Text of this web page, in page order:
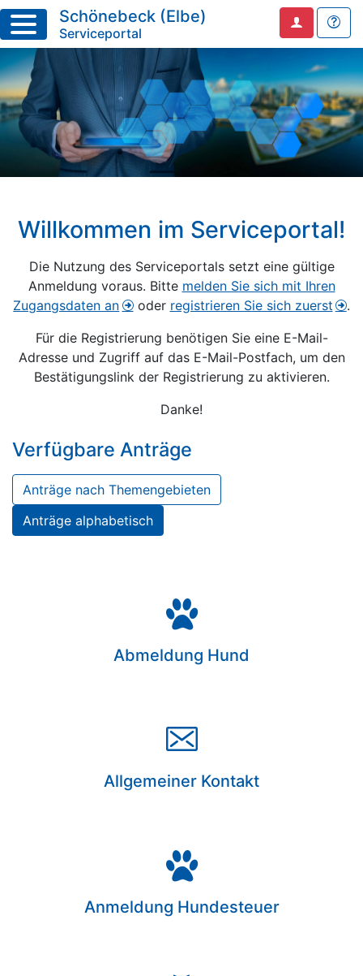
Schönebeck (Elbe)
Serviceportal
Willkommen im Serviceportal!
Die Nutzung des Serviceportals setzt eine gültige
Anmeldung voraus. Bitte melden Sie sich mit Ihren
Zugangsdaten an
oder registrieren Sie sich zuerst
.
Für die Registrierung benötigen Sie eine E-Mail-
Adresse und Zugriff auf das E-Mail-Postfach, um den
Bestätigungslink der Registrierung zu aktivieren.
Danke!
Verfügbare Anträge
Anträge nach Themengebieten
Anträge alphabetisch
Abmeldung Hund
Allgemeiner Kontakt
Anmeldung Hundesteuer